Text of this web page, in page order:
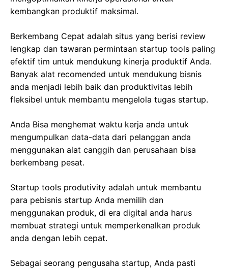
kembangkan produktif maksimal.
Berkembang Cepat adalah situs yang berisi review
lengkap dan tawaran permintaan startup tools paling
efektif tim untuk mendukung kinerja produktif Anda.
Banyak alat recomended untuk mendukung bisnis
anda menjadi lebih baik dan produktivitas lebih
fleksibel untuk membantu mengelola tugas startup.
Anda Bisa menghemat waktu kerja anda untuk
mengumpulkan data-data dari pelanggan anda
menggunakan alat canggih dan perusahaan bisa
berkembang pesat.
Startup tools produtivity adalah untuk membantu
para pebisnis startup Anda memilih dan
menggunakan produk, di era digital anda harus
membuat strategi untuk memperkenalkan produk
anda dengan lebih cepat.
Sebagai seorang pengusaha startup, Anda pasti